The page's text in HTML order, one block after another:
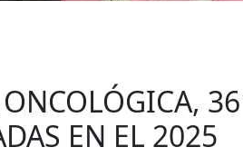
EN EL 2025